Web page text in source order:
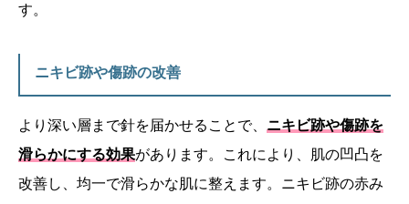
す。
ニキビ跡や傷跡の改善
より深い層まで針を届かせることで、 ニキビ跡や傷跡を
滑らかにする効果があります。これにより、肌の凹凸を
改善し、均一で滑らかな肌に整えます。ニキビ跡の赤み